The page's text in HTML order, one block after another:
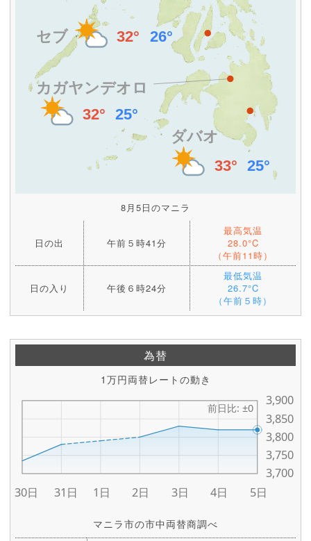
8月5日のマニラ
日の出 午前５時41分
最高気温
28.0°C
（午前11時）
日の入り 午後６時24分
最低気温
26.7°C
（午前５時）
為替
1万円両替レートの動き
マニラ市の市中両替商調べ